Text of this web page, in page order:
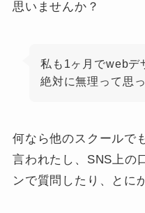
思いませんか？
私も1ヶ月でwebデ
絶対に無理って思っ
何なら他のスクールで
言われたし、SNS上の
ンで質問したり、とに